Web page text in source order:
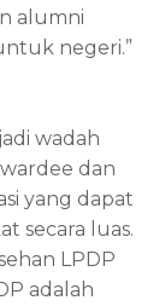
alumni
negeri.”
wadah
dan
yang dapat
secara luas.
LPDP
adalah